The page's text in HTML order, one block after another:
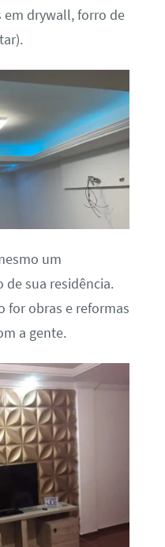
drywall, forro de
um
sua residência.
for obras e reformas
a gente.